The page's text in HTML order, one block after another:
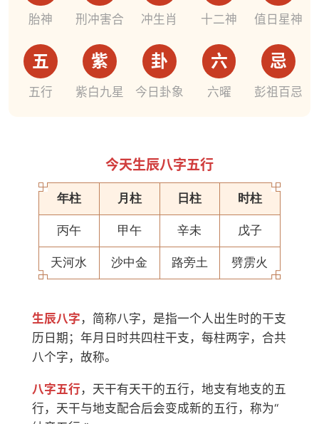
胎神 刑冲害合 冲生肖 十二神 值日星神
五
五行
紫
紫白九星
卦
今日卦象
六
六曜
忌
彭祖百忌
今天生辰八字五行
年柱 月柱 日柱 时柱
丙午 甲午 辛未 戊子
天河水 沙中金 路旁土 劈雳火
生辰八字 ，简称八字，是指一个人出生时的干支
历日期；年月日时共四柱干支，每柱两字，合共
八个字，故称。
八字五行 ，天干有天干的五行，地支有地支的五
行，天干与地支配合后会变成新的五行，称为“